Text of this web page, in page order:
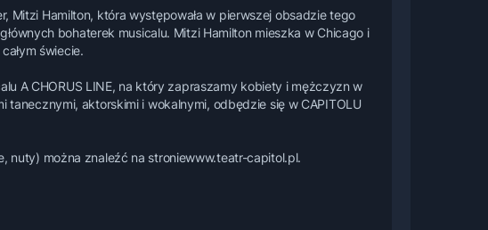
Mitzi Hamilton, która występowała w pierwszej obsadzie tego
bohaterek musicalu. Mitzi Hamilton mieszka w Chicago i
świecie.
A CHORUS LINE, na który zapraszamy kobiety i mężczyzn w
aktorskimi i wokalnymi, odbędzie się w CAPITOLU
nuty) można znaleźć na stroniewww.teatr-capitol.pl.